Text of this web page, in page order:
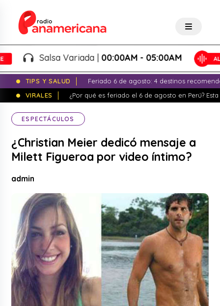
Salsa Variada |00:00AM - 05:00AM
TIPS Y SALUD
Feriado 6 de agosto: 4 destinos
VIRALES
¿Por qué es feriado el 6 de agosto en Perú?
ESPECTÁCULOS
¿Christian Meier dedicó mensaje a
Milett Figueroa por video íntimo?
admin